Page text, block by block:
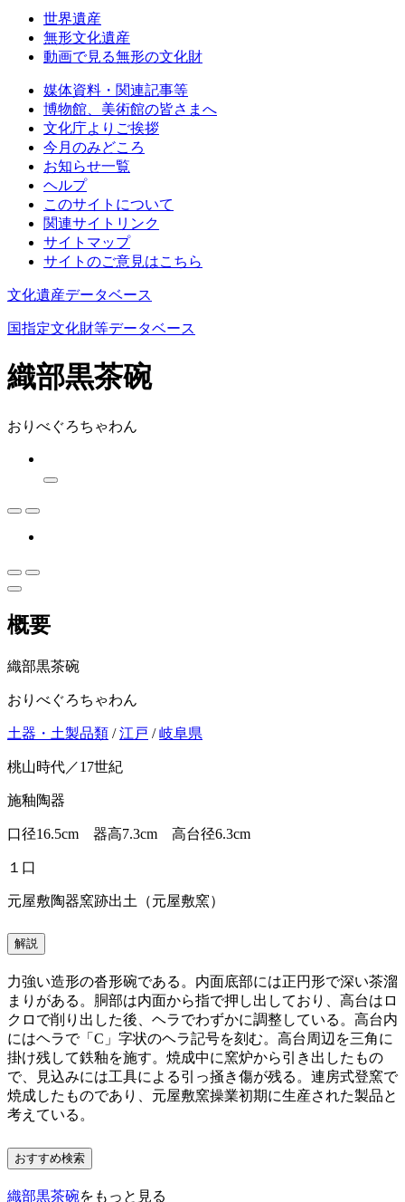
世界遺産
無形文化遺産
動画で見る無形の文化財
媒体資料・関連記事等
博物館、美術館の皆さまへ
文化庁よりご挨拶
今月のみどころ
お知らせ一覧
ヘルプ
このサイトについて
関連サイトリンク
サイトマップ
サイトのご意見はこちら
文化遺産データベース
国指定文化財等データベース
織部黒茶碗
おりべぐろちゃわん
概要
織部黒茶碗
おりべぐろちゃわん
土器・土製品類 /江戸 /岐阜県
桃山時代／17世紀
施釉陶器
口径16.5cm 器高7.3cm 高台径6.3cm
１口
元屋敷陶器窯跡出土（元屋敷窯）
解説
力強い造形の沓形碗である。内面底部には正円形で深い茶溜
まりがある。胴部は内面から指で押し出しており、高台はロ
クロで削り出した後、ヘラでわずかに調整している。高台内
にはヘラで「C」字状のヘラ記号を刻む。高台周辺を三角に
掛け残して鉄釉を施す。焼成中に窯炉から引き出したもの
で、見込みには工具による引っ掻き傷が残る。連房式登窯で
焼成したものであり、元屋敷窯操業初期に生産された製品と
考えている。
おすすめ検索
織部黒茶碗をもっと見る